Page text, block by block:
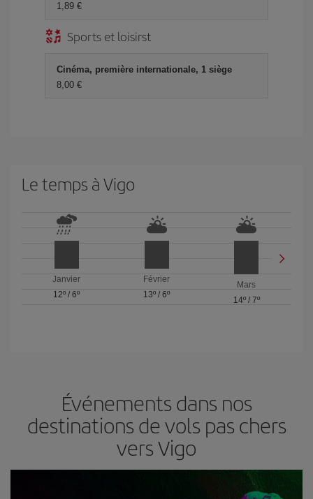
1,89 €
Sports et loisirst
Cinéma, première internationale, 1 siège
8,00 €
Le temps à Vigo
Janvier
12º /6º
Février
13º / 6º
Mars
14º/ 7º
Événements dans nos
destinations de vols pas chers
vers Vigo